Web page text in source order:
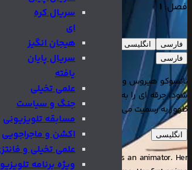
سریال کره
ای
هیجان انگیز
سریال پایان
یافته
علمی تخیلی
جنگ و سیاست
مسابقه تلویزیونی
اکشن و ماجراجویی
علمی تخیلی و
ویژه برنامه
فصل: 1
فارسی
انگلیسی
فارسی
ناتسوکو هیروس وارد حرفه انیمیشن می شود. اولین
شود، جرقه ای را به پدیده اجتماعی می بخشد و او را
ظهور به رسمیت می شناسد.
انگلیسی
Hirose starts her career as an animator. Her